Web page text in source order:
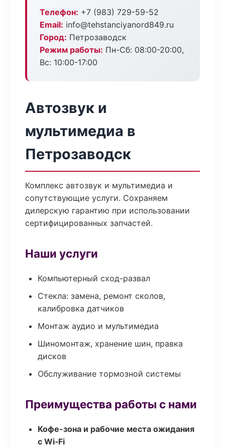
Телефон: +7 (983) 729-59-52
Email: info@tehstanciyanord849.ru
Город: Петрозаводск
Режим работы: Пн-Сб: 08:00-20:00,
Вс: 10:00-17:00
Автозвук и
мультимедиа в
Петрозаводск
Комплекс автозвук и мультимедиа и
сопутствующие услуги. Сохраняем
дилерскую гарантию при использовании
сертифицированных запчастей.
Наши услуги
Компьютерный сход-развал
Стекла: замена, ремонт сколов,
калибровка датчиков
Монтаж аудио и мультимедиа
Шиномонтаж, хранение шин, правка
дисков
Обслуживание тормозной системы
Преимущества работы с нами
Кофе-зона и рабочие места ожидания
с Wi‑Fi